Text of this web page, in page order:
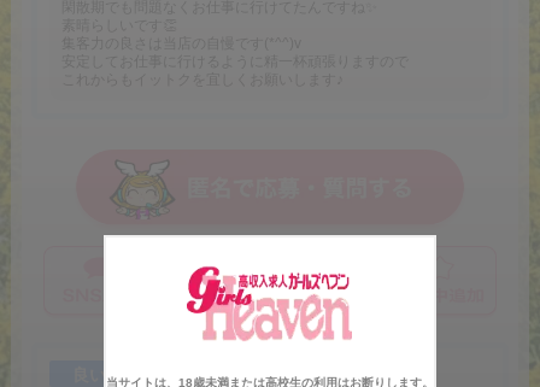
当サイトは、18歳未満または高校生の利用はお断りします。
良い点